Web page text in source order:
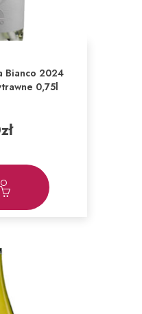
Bianco 2024
0,75l
zł